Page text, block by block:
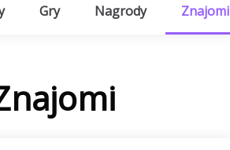
Gry Nagrody Znajomi